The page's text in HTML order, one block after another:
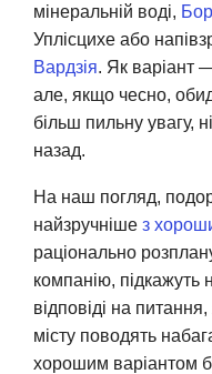
мінеральній воді,
Уплісцихе або
Вардзія. Як варіант —
але, якщо чесно,
більш пильну увагу,
назад.
На наш погляд,
найзручніше з
раціонально
компанію, підкажуть
відповіді на
місту поводять
хорошим варіантом